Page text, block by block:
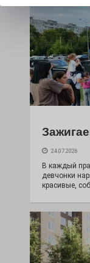
24.07.2026
В каждый
девчонки
красивые,